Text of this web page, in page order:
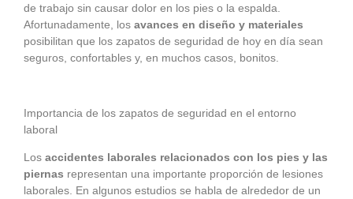
de trabajo sin causar dolor en los pies o la espalda.
Afortunadamente, los avances en diseño y materiales
posibilitan que los zapatos de seguridad de hoy en día sean
seguros, confortables y, en muchos casos, bonitos.
Importancia de los zapatos de seguridad en el entorno
laboral
Los accidentes laborales relacionados con los pies y las
piernas representan una importante proporción de lesiones
laborales. En algunos estudios se habla de alrededor de un